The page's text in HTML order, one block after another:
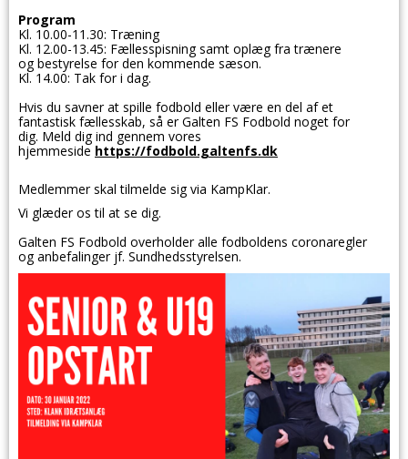
Program
Kl. 10.00-11.30: Træning
Kl. 12.00-13.45: Fællesspisning samt oplæg fra trænere
og bestyrelse for den kommende sæson.
Kl. 14.00: Tak for i dag.
Hvis du savner at spille fodbold eller være en del af et
fantastisk fællesskab, så er Galten FS Fodbold noget for
dig. Meld dig ind gennem vores
hjemmeside https://fodbold.galtenfs.dk
Medlemmer skal tilmelde sig via KampKlar.
Vi glæder os til at se dig.
Galten FS Fodbold overholder alle fodboldens coronaregler
og anbefalinger jf. Sundhedsstyrelsen.